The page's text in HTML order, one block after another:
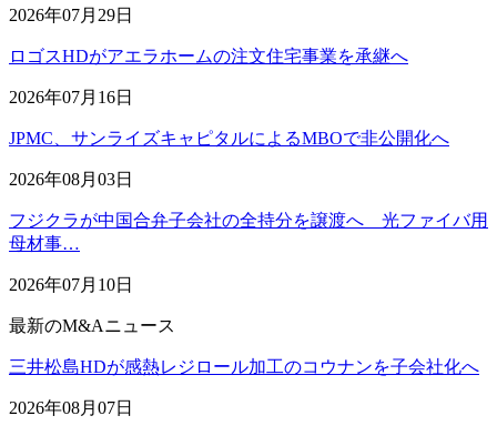
2026年07月29日
ロゴスHDがアエラホームの注文住宅事業を承継へ
2026年07月16日
JPMC、サンライズキャピタルによるMBOで非公開化へ
2026年08月03日
フジクラが中国合弁子会社の全持分を譲渡へ 光ファイバ用
母材事…
2026年07月10日
最新のM&Aニュース
三井松島HDが感熱レジロール加工のコウナンを子会社化へ
2026年08月07日